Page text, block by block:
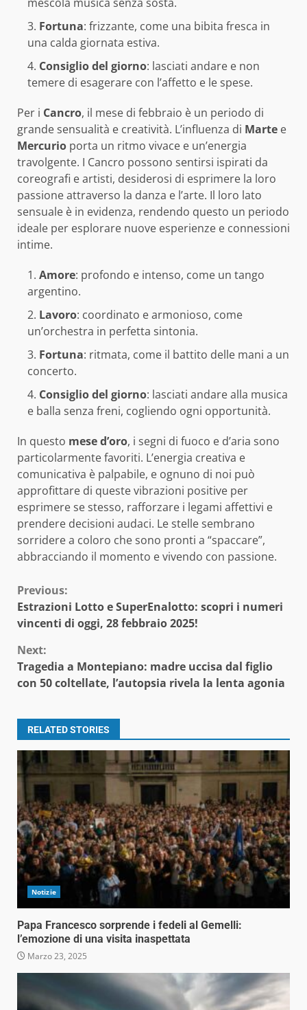
Fortuna: frizzante, come una bibita fresca in
una calda giornata estiva.
Consiglio del giorno: lasciati andare e non
temere di esagerare con l’affetto e le spese.
Per i Cancro, il mese di febbraio è un periodo di
grande sensualità e creatività. L’influenza di Marte e
Mercurio porta un ritmo vivace e un’energia
travolgente. I Cancro possono sentirsi ispirati da
coreografi e artisti, desiderosi di esprimere la loro
passione attraverso la danza e l’arte. Il loro lato
sensuale è in evidenza, rendendo questo un periodo
ideale per esplorare nuove esperienze e connessioni
intime.
Amore: profondo e intenso, come un tango
argentino.
Lavoro: coordinato e armonioso, come
un’orchestra in perfetta sintonia.
Fortuna: ritmata, come il battito delle mani a un
concerto.
Consiglio del giorno: lasciati andare alla musica
e balla senza freni, cogliendo ogni opportunità.
In questo mese d’oro, i segni di fuoco e d’aria sono
particolarmente favoriti. L’energia creativa e
comunicativa è palpabile, e ognuno di noi può
approfittare di queste vibrazioni positive per
esprimere se stesso, rafforzare i legami affettivi e
prendere decisioni audaci. Le stelle sembrano
sorridere a coloro che sono pronti a “spaccare”,
abbracciando il momento e vivendo con passione.
Continue
Reading
Previous:
Estrazioni Lotto e SuperEnalotto: scopri i numeri
vincenti di oggi, 28 febbraio 2025!
Next:
Tragedia a Montepiano: madre uccisa dal figlio
con 50 coltellate, l’autopsia rivela la lenta agonia
RELATED STORIES
Notizie
Papa Francesco sorprende i fedeli al Gemelli:
l’emozione di una visita inaspettata
Marzo 23, 2025